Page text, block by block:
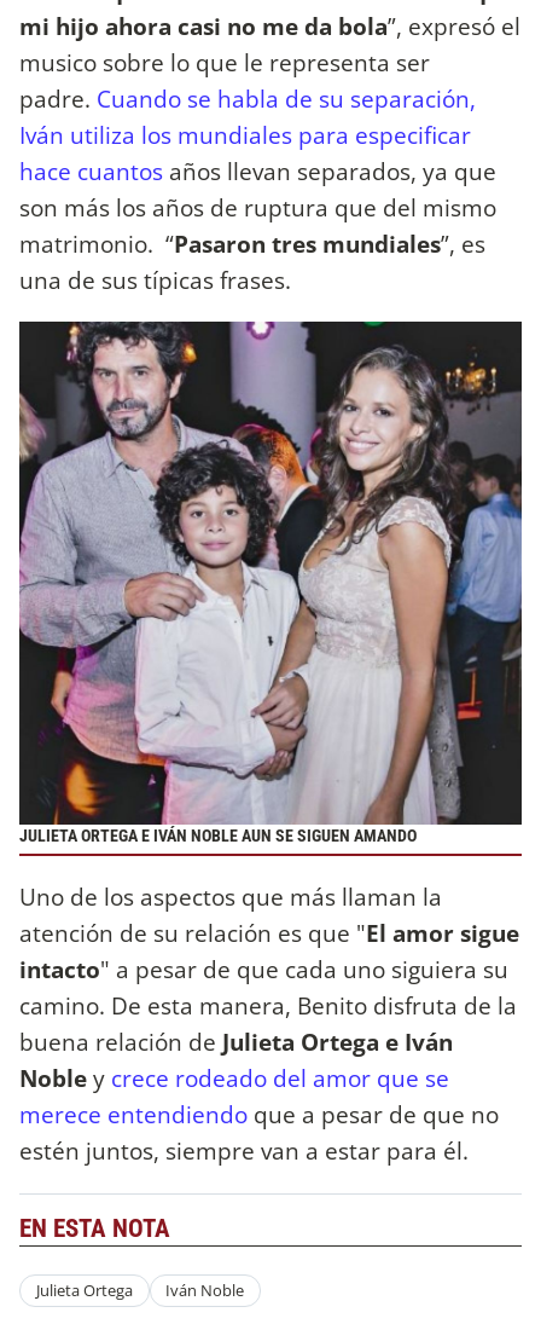
mi hijo ahora casi no me da bola”, expresó el
musico sobre lo que le representa ser
padre. Cuando se habla de su separación,
Iván utiliza los mundiales para especificar
hace cuantos años llevan separados, ya que
son más los años de ruptura que del mismo
matrimonio. “Pasaron tres mundiales”, es
una de sus típicas frases.
JULIETA ORTEGA E IVÁN NOBLE AUN SE SIGUEN AMANDO
Uno de los aspectos que más llaman la
atención de su relación es que "El amor sigue
intacto" a pesar de que cada uno siguiera su
camino. De esta manera, Benito disfruta de la
buena relación de Julieta Ortega e Iván
Nobley crece rodeado del amor que se
merece entendiendo que a pesar de que no
estén juntos, siempre van a estar para él.
EN ESTA NOTA
Julieta Ortega Iván Noble